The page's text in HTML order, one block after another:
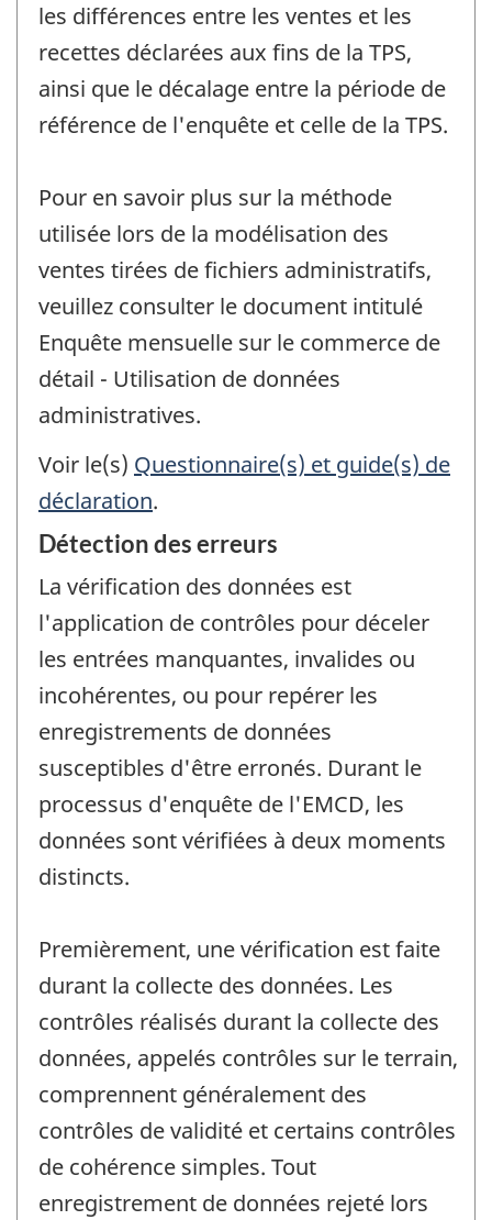
les différences entre les ventes et les
recettes déclarées aux fins de la TPS,
ainsi que le décalage entre la période de
référence de l'enquête et celle de la TPS.
Pour en savoir plus sur la méthode
utilisée lors de la modélisation des
ventes tirées de fichiers administratifs,
veuillez consulter le document intitulé
Enquête mensuelle sur le commerce de
détail - Utilisation de données
administratives.
Voir le(s) Questionnaire(s) et guide(s) de
déclaration.
Détection des erreurs
La vérification des données est
l'application de contrôles pour déceler
les entrées manquantes, invalides ou
incohérentes, ou pour repérer les
enregistrements de données
susceptibles d'être erronés. Durant le
processus d'enquête de l'EMCD, les
données sont vérifiées à deux moments
distincts.
Premièrement, une vérification est faite
durant la collecte des données. Les
contrôles réalisés durant la collecte des
données, appelés contrôles sur le terrain,
comprennent généralement des
contrôles de validité et certains contrôles
de cohérence simples. Tout
enregistrement de données rejeté lors